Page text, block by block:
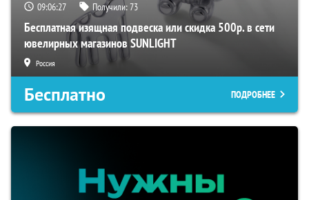
09:06:27 Получили:73
Бесплатная изящная подвеска или скидка 500р. в сети
ювелирных магазинов SUNLIGHT
Россия
Бесплатно ПОДРОБНЕЕ